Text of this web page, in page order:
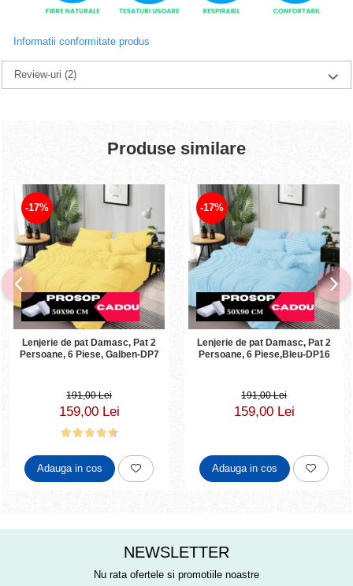
Informatii conformitate produs
Review-uri(2)
Produse similare
-17%
Lenjerie de pat Damasc, Pat 2
Persoane, 6 Piese, Galben-DP7
191,00 Lei
159,00 Lei
Adauga in cos
-17%
Lenjerie de pat Damasc, Pat 2
Persoane, 6 Piese,Bleu-DP16
191,00 Lei
159,00 Lei
Adauga in cos
NEWSLETTER
Nu rata ofertele si promotiile noastre